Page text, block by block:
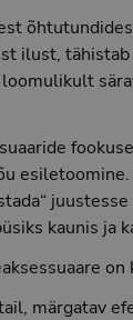
ilust,
kaunis ja
on
märgatav